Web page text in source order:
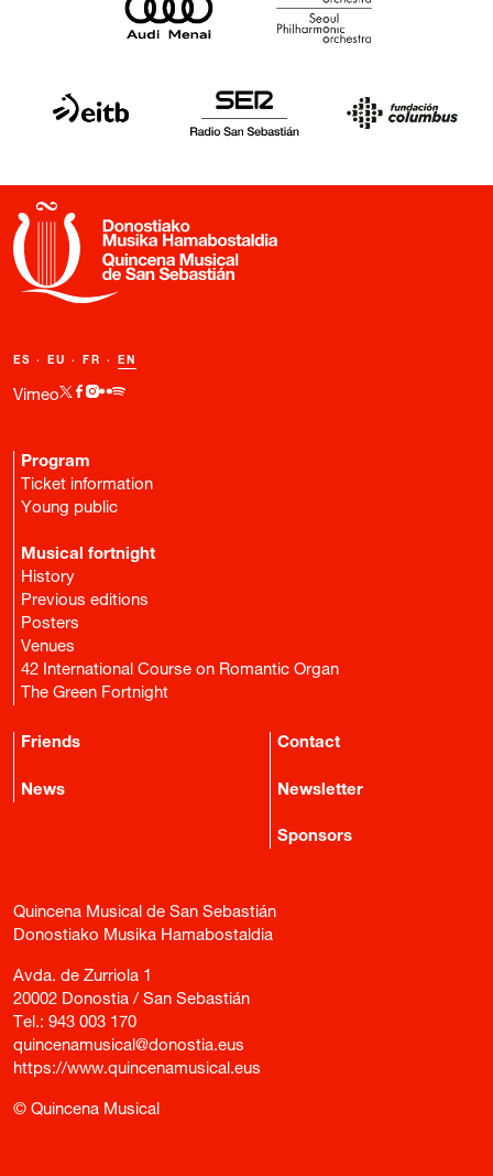
Vimeo
ES · EU · FR · EN
Program
Ticket information
Young public
Musical fortnight
History
Previous editions
Posters
Venues
42 International Course on Romantic Organ
The Green Fortnight
Friends
News
Contact
Newsletter
Sponsors
Quincena Musical de San Sebastián
Donostiako Musika Hamabostaldia
Avda. de Zurriola 1
20002 Donostia / San Sebastián
Tel.: 943 003 170
quincenamusical@donostia.eus
https://www.quincenamusical.eus
© Quincena Musical